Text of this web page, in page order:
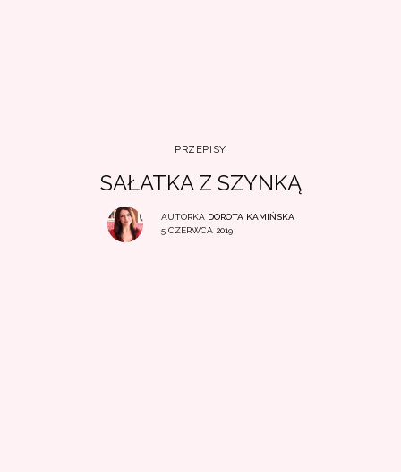
PRZEPISY
SAŁATKA Z SZYNKĄ
AUTORKA DOROTA KAMIŃSKA
5 CZERWCA 2019